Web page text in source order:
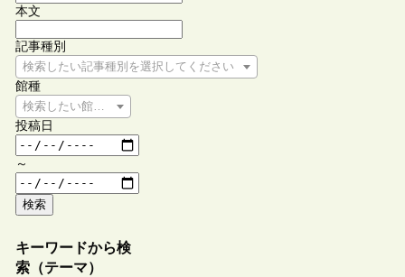
本文
記事種別
検索したい記事種別を選択してください
館種
検索したい館種を選択してください
投稿日
～
検索
キーワードから検
索（テーマ）